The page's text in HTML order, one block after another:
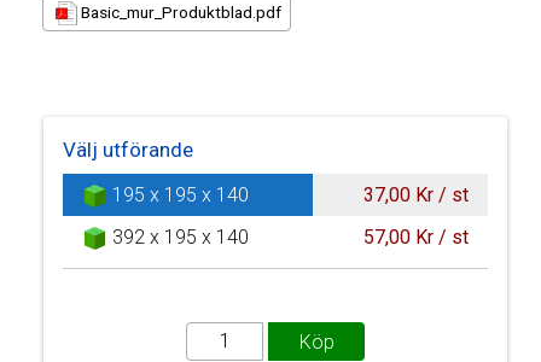
Basic_mur_Produktblad.pdf
Välj utförande
195 x 195 x 140
37,00 Kr / st
392 x 195 x 140
57,00 Kr / st